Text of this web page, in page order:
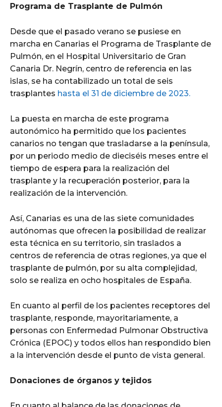
Programa de Trasplante de Pulmón
Desde que el pasado verano se pusiese en
marcha en Canarias el Programa de Trasplante de
Pulmón, en el Hospital Universitario de Gran
Canaria Dr. Negrín, centro de referencia en las
islas, se ha contabilizado un total de seis
trasplantes hasta el 31 de diciembre de 2023.
La puesta en marcha de este programa
autonómico ha permitido que los pacientes
canarios no tengan que trasladarse a la península,
por un periodo medio de dieciséis meses entre el
tiempo de espera para la realización del
trasplante y la recuperación posterior, para la
realización de la intervención.
Así, Canarias es una de las siete comunidades
autónomas que ofrecen la posibilidad de realizar
esta técnica en su territorio, sin traslados a
centros de referencia de otras regiones, ya que el
trasplante de pulmón, por su alta complejidad,
solo se realiza en ocho hospitales de España.
En cuanto al perfil de los pacientes receptores del
trasplante, responde, mayoritariamente, a
personas con Enfermedad Pulmonar Obstructiva
Crónica (EPOC) y todos ellos han respondido bien
a la intervención desde el punto de vista general.
Donaciones de órganos y tejidos